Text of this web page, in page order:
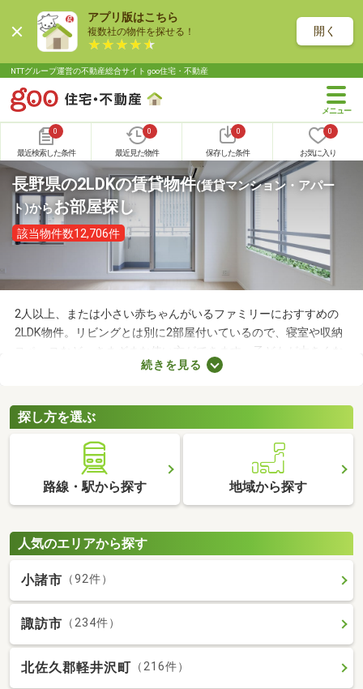
アプリ版はこちら
複数社の物件を探せる！ 開く
NTTグループ運営の不動産総合サイト goo住宅・不動産
0
最近検索した条件
0
最近見た物件
0
保存した条件
0
お気に入り
長野県の2LDKの賃貸物件(賃貸マンション・アパー
ト)からお部屋探し
該当物件数12,706件
2人以上、または小さい赤ちゃんがいるファミリーにおすすめの
2LDK物件。リビングとは別に2部屋付いているので、寝室や収納
スペースなど、さまざまな使い方ができます。子どもが大きくな
れば子ども部屋にもできるので、長く住めることも魅力です。こ
チェックして、希望にぴったりな物件を見つけましょう。
続きを見る
探し方を選ぶ
路線・駅から探す 地域から探す
人気のエリアから探す
小諸市 （92件）
諏訪市 （234件）
北佐久郡軽井沢町 （216件）